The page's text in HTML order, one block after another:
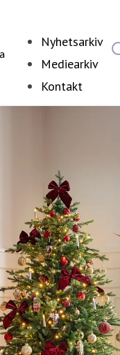
Nyhetsarkiv
Mediearkiv
Kontakt